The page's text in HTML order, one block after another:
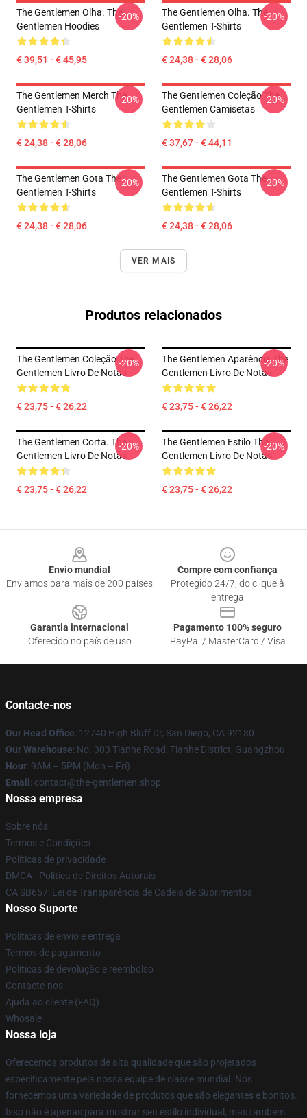
The Gentlemen Olha. The
Gentlemen Hoodies
€ 39,51 - € 45,95
-20%
The Gentlemen Olha. The
Gentlemen T-Shirts
€ 24,38 - € 28,06
-20%
The Gentlemen Merch The
Gentlemen T-Shirts
€ 24,38 - € 28,06
-20%
The Gentlemen Coleção The
Gentlemen Camisetas
€ 37,67 - € 44,11
-20%
The Gentlemen Gota The
Gentlemen T-Shirts
€ 24,38 - € 28,06
-20%
The Gentlemen Gota The
Gentlemen T-Shirts
€ 24,38 - € 28,06
-20%
VER MAIS
Produtos relacionados
The Gentlemen Coleção The
Gentlemen Livro De Notas
€ 23,75 - € 26,22
-20%
The Gentlemen Aparência The
Gentlemen Livro De Notas
€ 23,75 - € 26,22
-20%
The Gentlemen Corta. The
Gentlemen Livro De Notas
€ 23,75 - € 26,22
-20%
The Gentlemen Estilo The
Gentlemen Livro De Notas
€ 23,75 - € 26,22
-20%
Envio mundial
Enviamos para mais de 200 países
Compre com confiança
Protegido 24/7, do clique à
entrega
Garantia internacional
Oferecido no país de uso
Pagamento 100% seguro
PayPal / MasterCard / Visa
Contacte-nos
Our Head Office: 12740 High Bluff Dr, San Diego, CA 92130
Our Warehouse: No. 303 Tianhe Road, Tianhe District, Guangzhou
Hour: 9AM – 5PM (Mon – Fri)
Email : contact@the-gentlemen.shop
Nossa empresa
Sobre nós
Termos e Condições
Políticas de privacidade
DMCA - Política de Direitos Autorais
CA SB657: Lei de Transparência de Cadeia de Suprimentos
Nosso Suporte
Políticas de envio e entrega
Termos de pagamento
Políticas de devolução e reembolso
Contacte-nos
Ajuda ao cliente (FAQ)
Whosale
Nossa loja
Oferecemos produtos de alta qualidade que são projetados
especificamente pela nossa equipe de classe mundial. Nós
fornecemos uma variedade de produtos que são elegantes e bonitos.
Isso não é apenas para mostrar seu estilo individual, mas também